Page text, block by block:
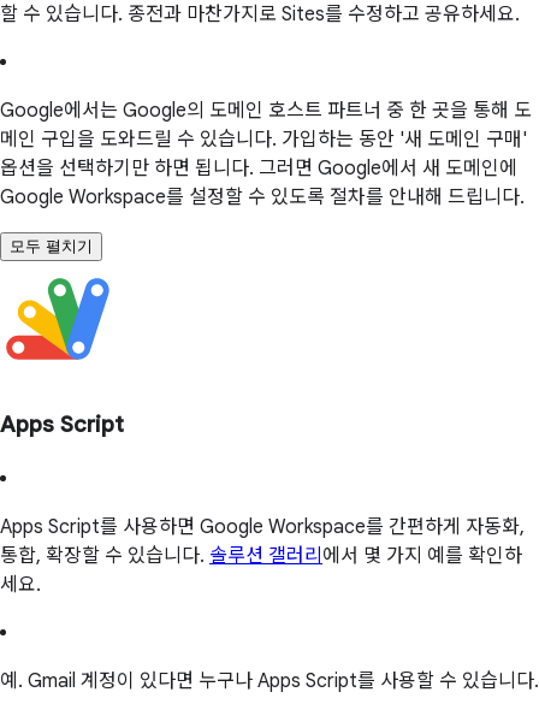
할 수 있습니다. 종전과 마찬가지로 Sites를 수정하고 공유하세요.
Google에서는 Google의 도메인 호스트 파트너 중 한 곳을 통해 도
메인 구입을 도와드릴 수 있습니다. 가입하는 동안 '새 도메인 구매'
옵션을 선택하기만 하면 됩니다. 그러면 Google에서 새 도메인에
Google Workspace를 설정할 수 있도록 절차를 안내해 드립니다.
모두 펼치기
Apps Script
Apps Script를 사용하면 Google Workspace를 간편하게 자동화,
통합, 확장할 수 있습니다. 솔루션 갤러리 에서 몇 가지 예를 확인하
세요.
예. Gmail 계정이 있다면 누구나 Apps Script를 사용할 수 있습니다.